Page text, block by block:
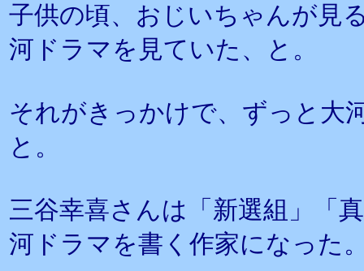
子供の頃、おじいちゃんが見
河ドラマを見ていた、と。
それがきっかけで、ずっと大
と。
三谷幸喜さんは「新選組」「
河ドラマを書く作家になった